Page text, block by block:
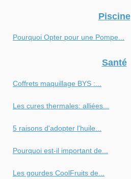
Piscine
Pourquoi Opter pour une Pompe...
Santé
Coffrets maquillage BYS :...
Les cures thermales: alliées...
5 raisons d'adopter l'huile...
Pourquoi est-il important de...
Les gourdes CoolFruits de...